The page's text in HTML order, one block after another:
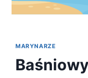
MARYNARZE